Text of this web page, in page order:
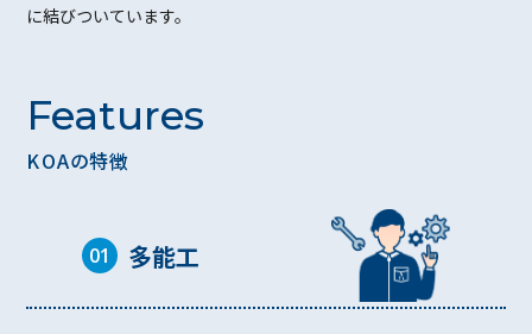
に結びついています。
Features
KOAの特徴
01 多能⼯